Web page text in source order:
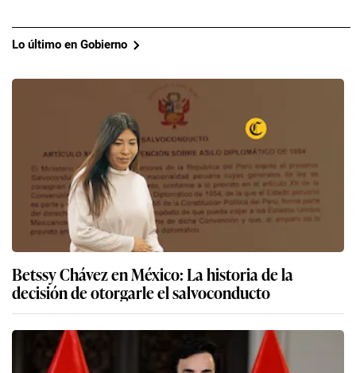
Lo último en Gobierno
Betssy Chávez en México: La historia de la
decisión de otorgarle el salvoconducto